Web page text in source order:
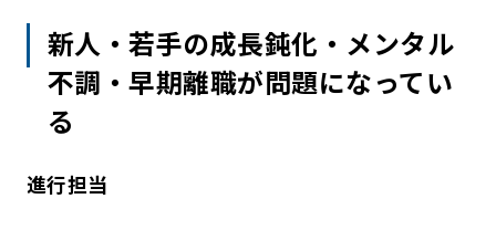
新人・若手の成長鈍化・メンタル
不調・早期離職が問題になってい
る
進行担当